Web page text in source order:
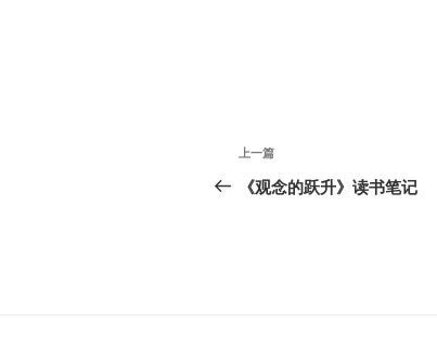
文
章
上
一
上一篇
《观念的跃升》读书笔记